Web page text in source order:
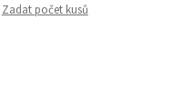
Zadat počet kusů